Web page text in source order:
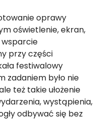
oprawy
oświetlenie, ekran,
wsparcie
przy części
festiwalowy
zadaniem było nie
też takie ułożenie
wystąpienia,
odbywać się bez